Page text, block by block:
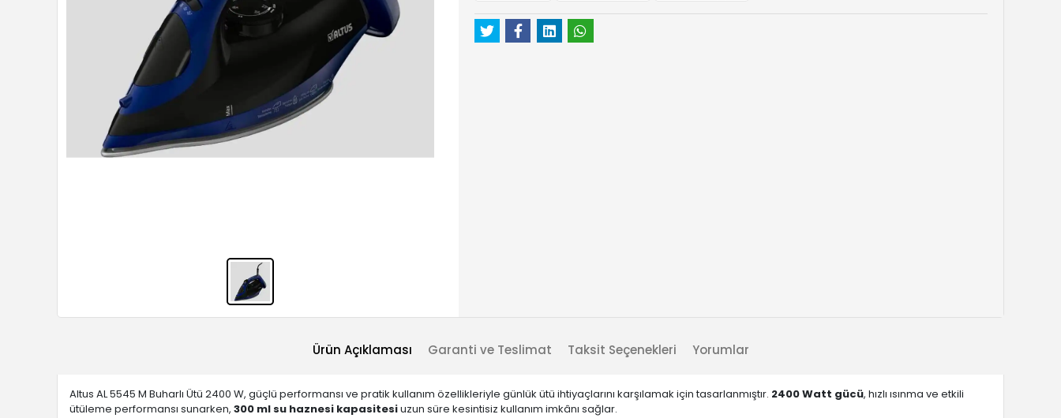
Ürün Açıklaması Garanti ve Teslimat Taksit Seçenekleri Yorumlar
Altus AL 5545 M Buharlı Ütü 2400 W, güçlü performansı ve pratik kullanım özellikleriyle günlük ütü ihtiyaçlarını karşılamak için tasarlanmıştır. 2400 Watt gücü, hızlı ısınma ve etkili
ütüleme performansı sunarken, 300 ml su haznesi kapasitesiuzun süre kesintisiz kullanım imkânı sağlar.